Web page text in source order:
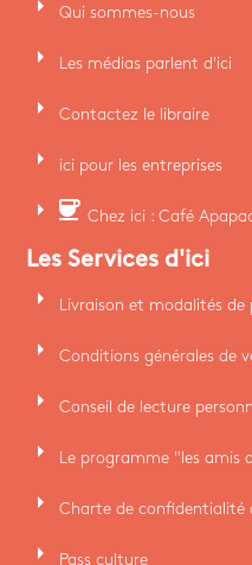
arrow_right Qui sommes-nous
arrow_right Les médias parlent d'ici
arrow_right Contactez le libraire
arrow_right ici pour les entreprises
arrow_right coffee Chez ici : Café
Les Services d'ici
arrow_right Livraison et modalités de
arrow_right Conditions générales de
arrow_right Conseil de lecture
arrow_right Le programme "les amis
arrow_right Charte de confidentialité
arrow_right Pass culture